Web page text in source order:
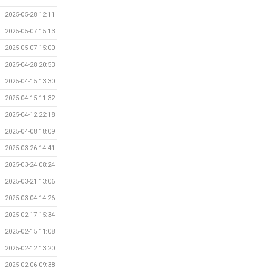
2025-05-28 12:11
2025-05-07 15:13
2025-05-07 15:00
2025-04-28 20:53
2025-04-15 13:30
2025-04-15 11:32
2025-04-12 22:18
2025-04-08 18:09
2025-03-26 14:41
2025-03-24 08:24
2025-03-21 13:06
2025-03-04 14:26
2025-02-17 15:34
2025-02-15 11:08
2025-02-12 13:20
2025-02-06 09:38